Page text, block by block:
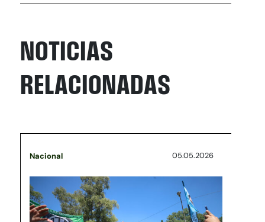
NOTICIAS
RELACIONADAS
Nacional 05.05.2026